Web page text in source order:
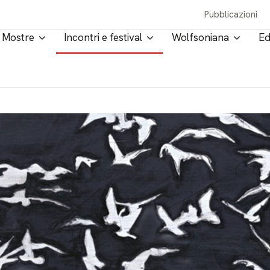
Pubblicazioni
Mostre Incontri e festival Wolfsoniana